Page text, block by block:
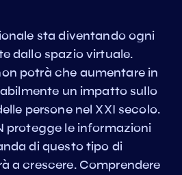
sta diventando ogni
dallo spazio virtuale.
potrà che aumentare in
un impatto sullo
persone nel XXI secolo.
protegge le informazioni
di questo tipo di
a crescere. Comprendere